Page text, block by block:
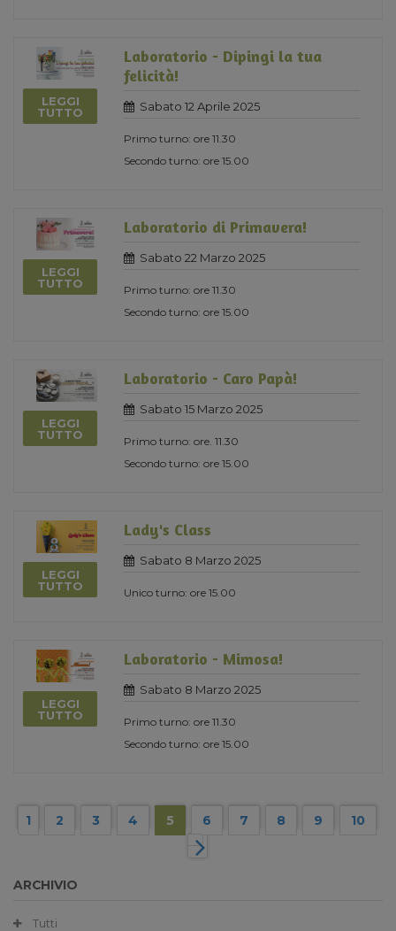
LEGGI
TUTTO
Laboratorio - Dipingi la tua
felicità!
Sabato 12 Aprile 2025
Primo turno: ore 11.30
Secondo turno: ore 15.00
LEGGI
TUTTO
Laboratorio di Primavera!
Sabato 22 Marzo 2025
Primo turno: ore 11.30
Secondo turno: ore 15.00
LEGGI
TUTTO
Laboratorio - Caro Papà!
Sabato 15 Marzo 2025
Primo turno: ore. 11.30
Secondo turno: ore 15.00
LEGGI
TUTTO
Lady's Class
Sabato 8 Marzo 2025
Unico turno: ore 15.00
LEGGI
TUTTO
Laboratorio - Mimosa!
Sabato 8 Marzo 2025
Primo turno: ore 11.30
Secondo turno: ore 15.00
1 2 3 4 5 6 7 8 9 10
ARCHIVIO
Tutti